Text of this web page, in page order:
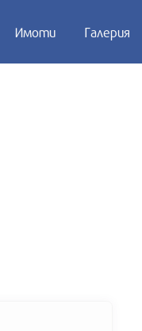
Имоти Галерия